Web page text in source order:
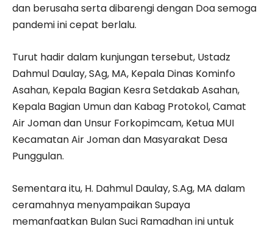
dan berusaha serta dibarengi dengan Doa semoga
pandemi ini cepat berlalu.
Turut hadir dalam kunjungan tersebut, Ustadz
Dahmul Daulay, SAg, MA, Kepala Dinas Kominfo
Asahan, Kepala Bagian Kesra Setdakab Asahan,
Kepala Bagian Umun dan Kabag Protokol, Camat
Air Joman dan Unsur Forkopimcam, Ketua MUI
Kecamatan Air Joman dan Masyarakat Desa
Punggulan.
Sementara itu, H. Dahmul Daulay, S.Ag, MA dalam
ceramahnya menyampaikan Supaya
memanfaatkan Bulan Suci Ramadhan ini untuk